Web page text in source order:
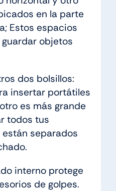
en la parte
Estos espacios
objetos
dos bolsillos:
insertar portátiles
es más grande
todos tus
separados
interno protege
de golpes.